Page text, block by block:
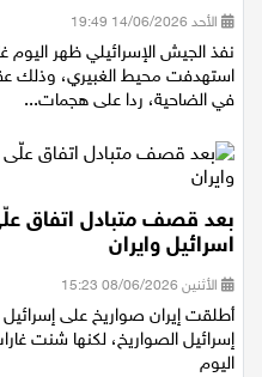
الأحد 14/06/2026 19:49
نفذ الجيش الإسرائيلي ظهر اليوم
استهدفت محيط الغبيري، وذلك
في الضاحية، ردا على هجمات...
بعد قصف متبادل اتفاق
اسرائيل وايران
الأثنين 08/06/2026 15:23
أطلقت إيران صواريخ على
إسرائيل الصواريخ، لكنها شنت
اليوم